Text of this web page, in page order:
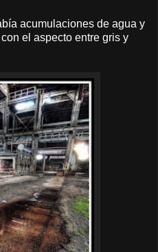
acumulaciones de agua y
el aspecto entre gris y